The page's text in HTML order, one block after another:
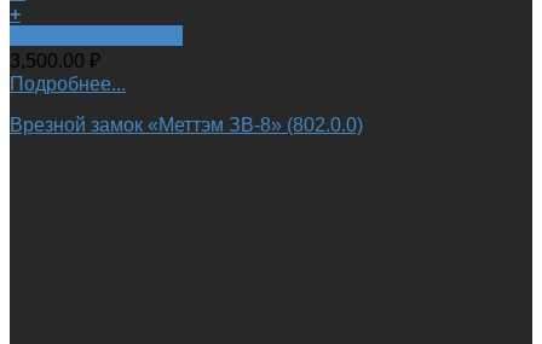
+
3,500.00 ₽
Подробнее...
Врезной замок «Меттэм ЗВ-8» (802.0.0)